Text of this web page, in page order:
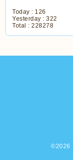
Today : 126
Yesterday :322
Total :228278
©2026